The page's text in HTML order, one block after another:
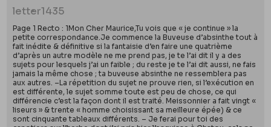
letter1435
Page 1 Recto : 1Mon Cher Maurice,Tu vois que « je continue » la
petite correspondance.Je commence la Buveuse d’absinthe tout à
fait inédite & définitive si la fantaisie d’en faire une quatrième
d’après un autre modèle ne me prend pas, je te l’ai dit il y a des
sujets pour lesquels j’ai un faible ; du reste je te l’ai dit aussi, ne fais
jamais la même chose ; ta buveuse absinthe ne ressemblera pas
aux autres. –La répetition du sujet ne prouve rien, si l’exécution en
est différente, le sujet somme toute est peu de chose, ce qui
différencie c’est la façon dont il est traité. Meissonnier a fait vingt «
liseurs » & trente « homme choisissant sa meilleure épée) & ce
sont cinquante tableaux différents. – Je ferai pour toi des